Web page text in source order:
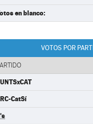
en blanco:
VOTOS POR
CatSí